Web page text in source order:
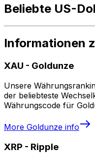
Beliebte US-
Informationen
XAU - Goldunze
Unsere
der beliebteste
Währungscode für
More Goldunze info
XRP - Ripple